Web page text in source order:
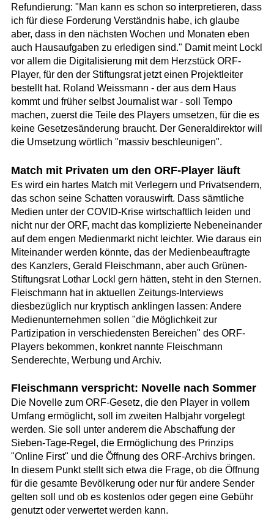
Refundierung: "Man kann es schon so interpretieren, dass
ich für diese Forderung Verständnis habe, ich glaube
aber, dass in den nächsten Wochen und Monaten eben
auch Hausaufgaben zu erledigen sind." Damit meint Lockl
vor allem die Digitalisierung mit dem Herzstück ORF-
Player, für den der Stiftungsrat jetzt einen Projektleiter
bestellt hat. Roland Weissmann - der aus dem Haus
kommt und früher selbst Journalist war - soll Tempo
machen, zuerst die Teile des Players umsetzen, für die es
keine Gesetzesänderung braucht. Der Generaldirektor will
die Umsetzung wörtlich "massiv beschleunigen".
Match mit Privaten um den ORF-Player läuft
Es wird ein hartes Match mit Verlegern und Privatsendern,
das schon seine Schatten vorauswirft. Dass sämtliche
Medien unter der COVID-Krise wirtschaftlich leiden und
nicht nur der ORF, macht das komplizierte Nebeneinander
auf dem engen Medienmarkt nicht leichter. Wie daraus ein
Miteinander werden könnte, das der Medienbeauftragte
des Kanzlers, Gerald Fleischmann, aber auch Grünen-
Stiftungsrat Lothar Lockl gern hätten, steht in den Sternen.
Fleischmann hat in aktuellen Zeitungs-Interviews
diesbezüglich nur kryptisch anklingen lassen: Andere
Medienunternehmen sollen "die Möglichkeit zur
Partizipation in verschiedensten Bereichen" des ORF-
Players bekommen, konkret nannte Fleischmann
Senderechte, Werbung und Archiv.
Fleischmann verspricht: Novelle nach Sommer
Die Novelle zum ORF-Gesetz, die den Player in vollem
Umfang ermöglicht, soll im zweiten Halbjahr vorgelegt
werden. Sie soll unter anderem die Abschaffung der
Sieben-Tage-Regel, die Ermöglichung des Prinzips
"Online First" und die Öffnung des ORF-Archivs bringen.
In diesem Punkt stellt sich etwa die Frage, ob die Öffnung
für die gesamte Bevölkerung oder nur für andere Sender
gelten soll und ob es kostenlos oder gegen eine Gebühr
genutzt oder verwertet werden kann.